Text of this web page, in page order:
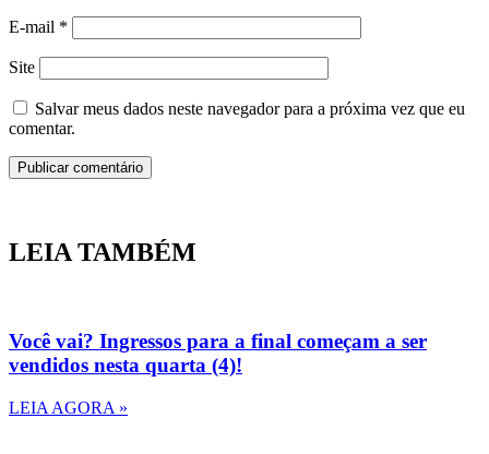
E-mail *
Site
Salvar meus dados neste navegador para a próxima vez que eu
comentar.
LEIA TAMBÉM
Você vai? Ingressos para a final começam a ser
vendidos nesta quarta (4)!
LEIA AGORA »